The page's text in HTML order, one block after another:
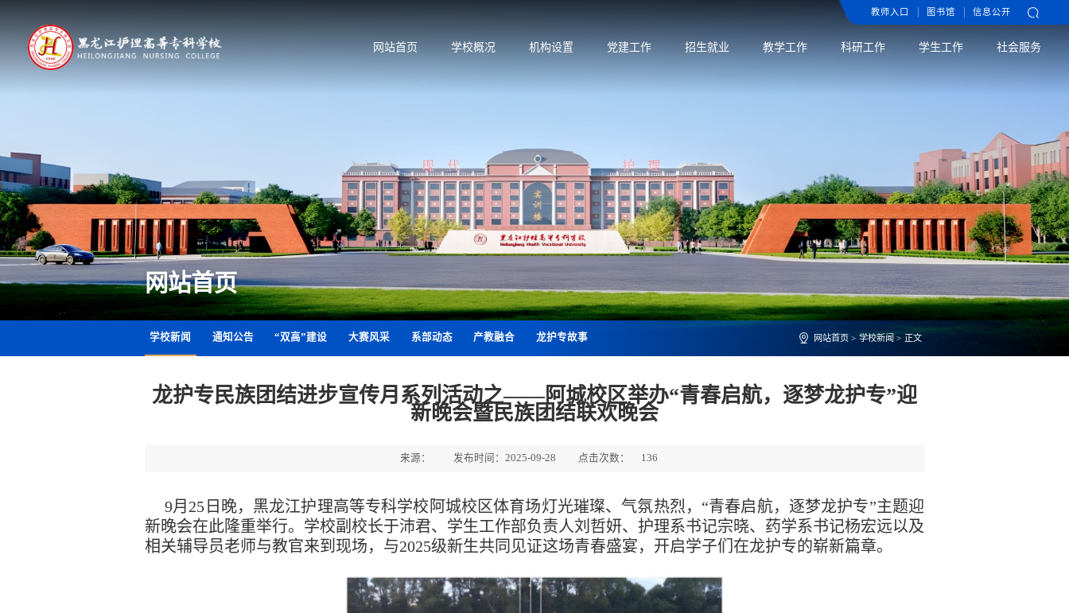
教师入口 图书馆 信息公开
网站首页 学校概况 机构设置 党建工作 招生就业 教学工作 科研工作 学生工作 社会服务
网站首页
学校新闻 通知公告 “双高”建设 大赛风采 系部动态 产教融合 龙护专故事 网站首页 > 学校新闻 > 正文
龙护专民族团结进步宣传月系列活动之——阿城校区举办“青春启航，逐梦龙护专”迎
新晚会暨民族团结联欢晚会
来源： 发布时间：2025-09-28 点击次数： 136
9月25日晚，黑龙江护理高等专科学校阿城校区体育场灯光璀璨、气氛热烈，“青春启航，逐梦龙护专”主题迎
新晚会在此隆重举行。学校副校长于沛君、学生工作部负责人刘哲妍、护理系书记宗晓、药学系书记杨宏远以及
相关辅导员老师与教官来到现场，与2025级新生共同见证这场青春盛宴，开启学子们在龙护专的崭新篇章。